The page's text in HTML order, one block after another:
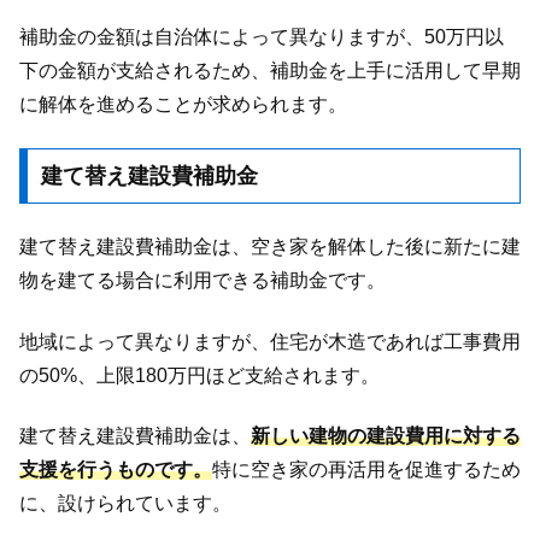
補助金の金額は自治体によって異なりますが、50万円以
下の金額が支給されるため、補助金を上手に活用して早期
に解体を進めることが求められます。
建て替え建設費補助金
建て替え建設費補助金は、空き家を解体した後に新たに建
物を建てる場合に利用できる補助金です。
地域によって異なりますが、住宅が木造であれば工事費用
の50%、上限180万円ほど支給されます。
建て替え建設費補助金は、 新しい建物の建設費用に対する
支援を行うものです。特に空き家の再活用を促進するため
に、設けられています。